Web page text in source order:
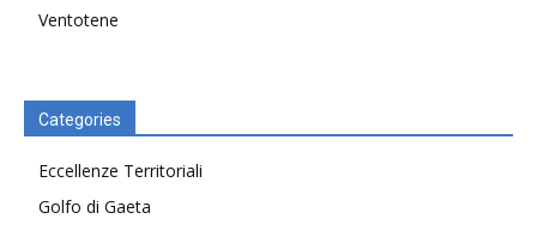
Ventotene
Categories
Eccellenze Territoriali
Golfo di Gaeta